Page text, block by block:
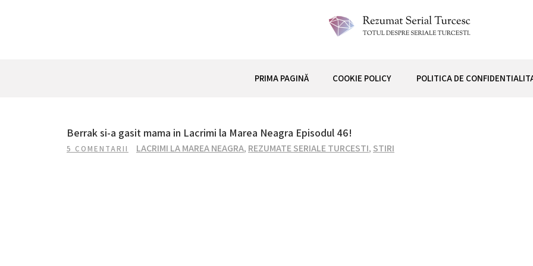
REZUMAT SERIAL TURCESC
PRIMA PAGINĂ COOKIE POLICY POLITICA DE
Berrak si-a gasit mama in Lacrimi la Marea Neagra Episodul 46!
5 COMENTARII LACRIMI LA MAREA NEAGRA, REZUMATE SERIALE TURCESTI, STIRI